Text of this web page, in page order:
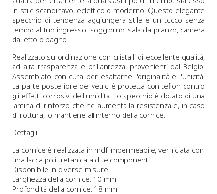
in stile scandinavo, eclettico o moderno. Questo elegante
specchio di tendenza aggiungerà stile e un tocco senza
tempo al tuo ingresso, soggiorno, sala da pranzo, camera
da letto o bagno.
Realizzato su ordinazione con cristalli di eccellente qualità,
ad alta trasparenza e brillantezza, provenienti dal Belgio.
Assemblato con cura per esaltarne l'originalità e l'unicità.
La parte posteriore del vetro è protetta con teflon contro
gli effetti corrosivi dell'umidità. Lo specchio è dotato di una
lamina di rinforzo che ne aumenta la resistenza e, in caso
di rottura, lo mantiene all'interno della cornice.
Dettagli:
La cornice è realizzata in mdf impermeabile, verniciata con
una lacca poliuretanica a due componenti.
Disponibile in diverse misure.
Larghezza della cornice: 10 mm.
Profondità della cornice: 18 mm.